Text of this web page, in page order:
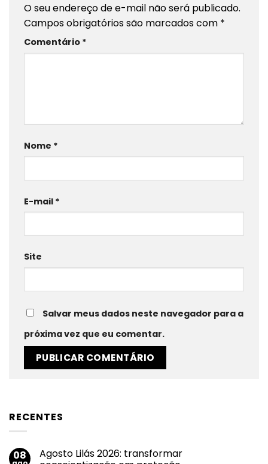
O seu endereço de e-mail não será publicado.
Campos obrigatórios são marcados com *
Comentário *
Nome *
E-mail *
Site
Salvar meus dados neste navegador para a
próxima vez que eu comentar.
RECENTES
08
Agosto Lilás 2026: transformar